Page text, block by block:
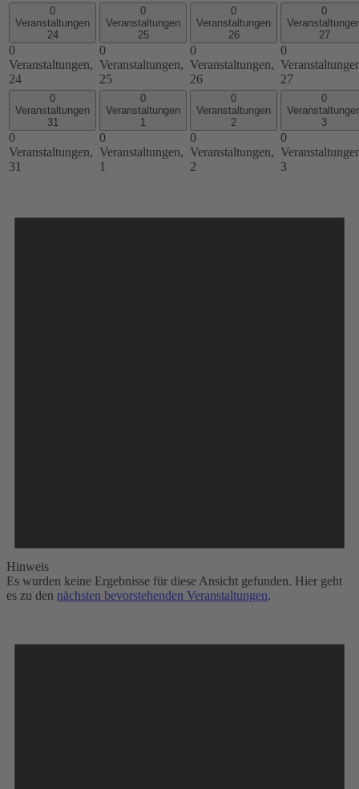
0
Veranstaltungen
24
0
Veranstaltungen,
24
0
Veranstaltungen
25
0
Veranstaltungen,
25
0
Veranstaltungen
26
0
Veranstaltungen,
26
0
27
0
27
0
Veranstaltungen
31
0
Veranstaltungen,
31
0
Veranstaltungen
1
0
Veranstaltungen,
1
0
Veranstaltungen
2
0
Veranstaltungen,
2
0
3
0
3
Hinweis
Es wurden keine Ergebnisse für diese Ansicht gefunden. Hier geht
es zu den nächsten bevorstehenden Veranstaltungen.